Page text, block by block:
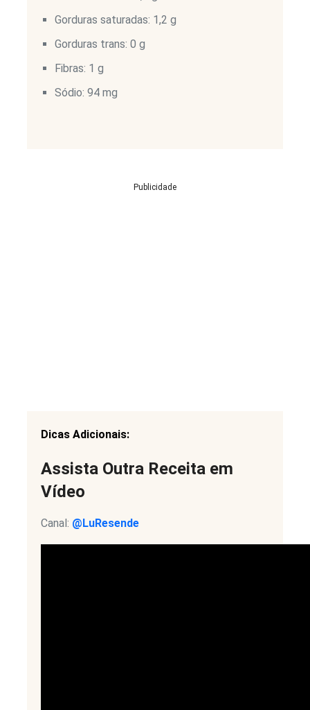
Gorduras saturadas: 1,2 g
Gorduras trans: 0 g
Fibras: 1 g
Sódio: 94 mg
Publicidade
Dicas Adicionais:
Assista Outra Receita em
Vídeo
Canal: @LuResende